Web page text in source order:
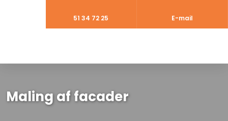
Maling af facader
51 34 72 25​ E-mail